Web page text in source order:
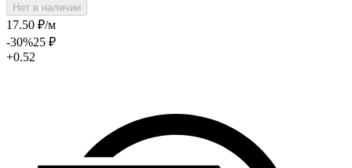
Нет в наличии
17.50 ₽/м
-30%25 ₽
+0.52